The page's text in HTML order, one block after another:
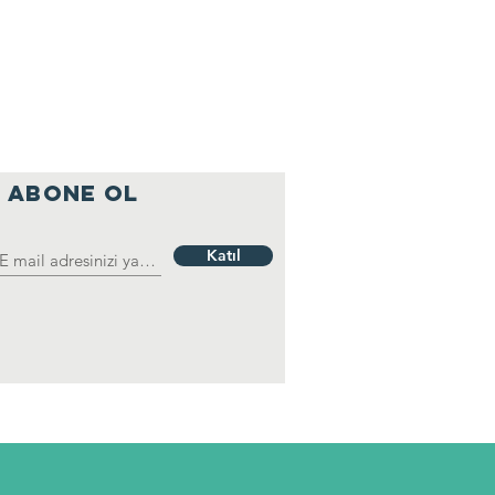
ABONE OL
Katıl